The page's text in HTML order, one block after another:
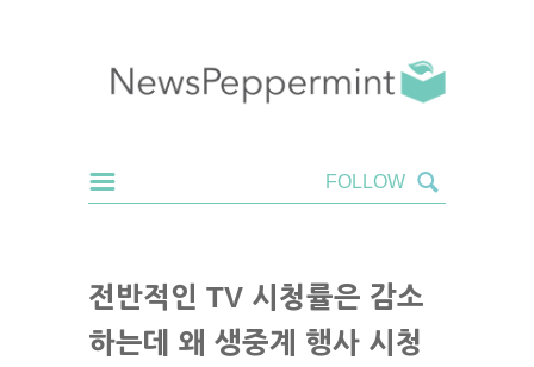
전반적인 TV 시청률은 감소
하는데 왜 생중계 행사 시청